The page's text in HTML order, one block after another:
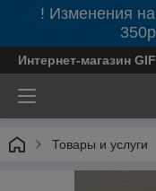
! Изменения
Интернет-магазин
Товары и услуги